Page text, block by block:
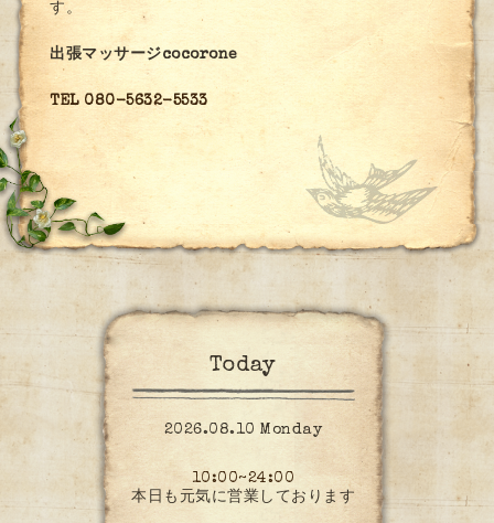
す。
出張マッサージcocorone
TEL 080-5632-5533
Today
2026.08.10 Monday
10:00~24:00
本日も元気に営業しております